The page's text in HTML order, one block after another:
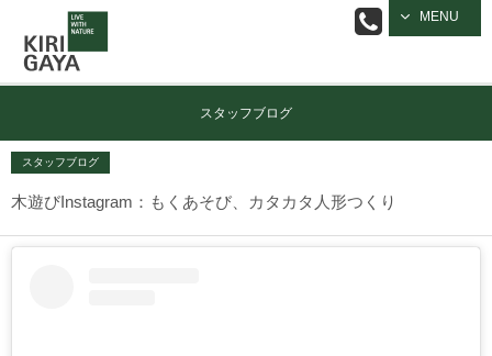
MENU
逗子の工務店
｜キリガヤ
スタッフブログ
スタッフブログ
木遊びInstagram：もくあそび、カタカタ人形つくり